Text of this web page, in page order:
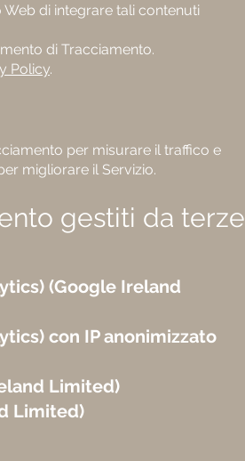
di integrare tali contenuti
di Tracciamento.
Policy.
per misurare il traffico e
migliorare il Servizio.
gestiti da terze
(Google Ireland
con IP anonimizzato
Limited)
Limited)